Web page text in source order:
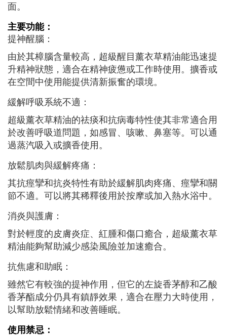
面。
主要功能：
提神醒腦：
由於其樟腦含量較高，超級醒目薰衣草精油能迅速提
升精神狀態，適合在精神疲憊或工作時使用。擴香或
在空間中使用能提供清新振奮的環境。
緩解呼吸系統不適：
超級薰衣草精油的祛痰和抗病毒特性使其非常適合用
於改善呼吸道問題，如感冒、咳嗽、鼻塞等。可以通
過蒸汽吸入或擴香使用。
放鬆肌肉與緩解疼痛：
其抗痙攣和抗炎特性有助於緩解肌肉疼痛、痙攣和關
節不適。可以將其稀釋後用於按摩或加入熱水浴中。
消炎與護膚：
對於輕度的皮膚炎症、紅腫和傷口癒合，超級薰衣草
精油能夠幫助減少感染風險並加速癒合。
抗焦慮和助眠：
雖然它有較強的提神作用，但它的左旋香茅醇和乙酸
香茅酯成分仍具有鎮靜效果，適合在壓力大時使用，
以幫助放鬆情緒和改善睡眠。
使用禁忌：